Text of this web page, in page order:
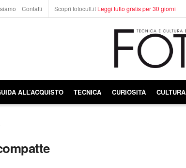
Contatti Scopri fotocult.it Leggi tutto gratis per 30 giorni
ALL’ACQUISTO TECNICA CURIOSITÀ CULTURA